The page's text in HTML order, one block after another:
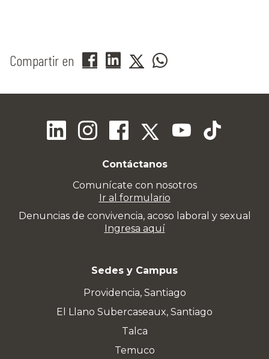
Compartir en
Contáctanos
Comunícate con nosotros
Ir al formulario
Denuncias de convivencia, acoso laboral y sexual
Ingresa aquí
Sedes y Campus
Providencia, Santiago
El Llano Subercaseaux, Santiago
Talca
Temuco